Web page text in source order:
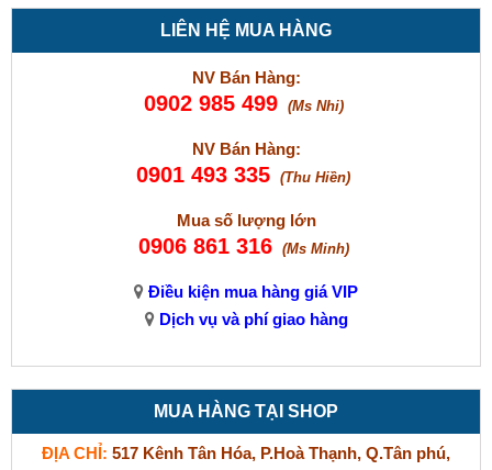
LIÊN HỆ MUA HÀNG
NV Bán Hàng:
0902 985 499 (Ms Nhi)
NV Bán Hàng:
0901 493 335 (Thu Hiền)
Mua số lượng lớn
0906 861 316 (Ms Minh)
Điều kiện mua hàng giá VIP
Dịch vụ và phí giao hàng
MUA HÀNG TẠI SHOP
ĐỊA CHỈ: 517 Kênh Tân Hóa, P.Hoà Thạnh, Q.Tân phú,